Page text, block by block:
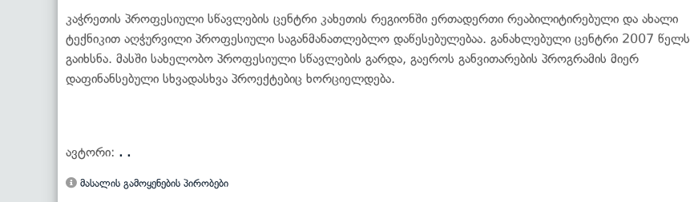
კაჭრეთის პროფესიული სწავლების ცენტრი კახეთის რეგიონში ერთადერთი რეაბილიტირებული და ახალი
ტექნიკით აღჭურვილი პროფესიული საგანმანათლებლო დაწესებულებაა. განახლებული ცენტრი 2007 წელს
გაიხსნა. მასში სახელობო პროფესიული სწავლების გარდა, გაეროს განვითარების პროგრამის მიერ
დაფინანსებული სხვადასხვა პროექტებიც ხორციელდება.
ავტორი: . .
მასალის გამოყენების პირობები